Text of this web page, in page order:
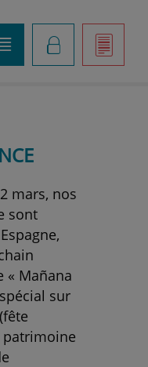
]
K
mars, nos
sont
« Mañana
sur